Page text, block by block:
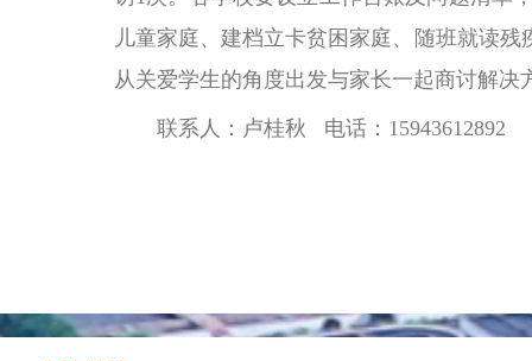
儿童家庭、建档立卡贫困家庭、随班就读
从关爱学生的角度出发与家长一起商讨解决
联系人：卢桂秋 电话：15943612892